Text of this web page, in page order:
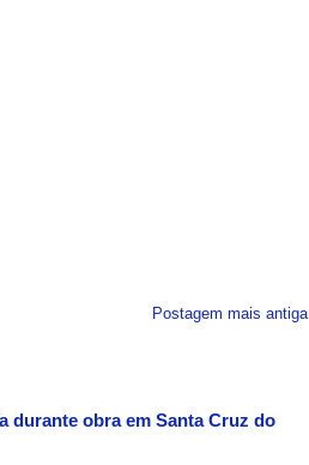
Postagem mais antiga
durante obra em Santa Cruz do